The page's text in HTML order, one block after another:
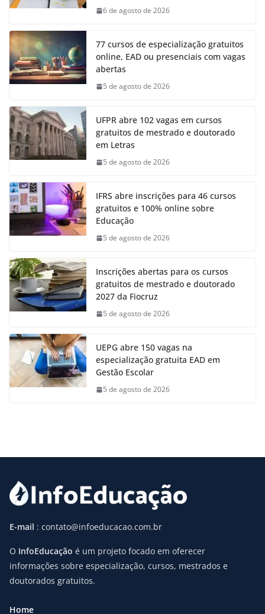
6 de agosto de 2026
77 cursos de especialização gratuitos
online, EAD ou presenciais com vagas
abertas
5 de agosto de 2026
UFPR abre 102 vagas em cursos
gratuitos de mestrado e doutorado
em Letras
5 de agosto de 2026
IFRS abre inscrições para 46 cursos
gratuitos e 100% online sobre
Educação
5 de agosto de 2026
Inscrições abertas para os cursos
gratuitos de mestrado e doutorado
2027 da Fiocruz
5 de agosto de 2026
UEPG abre 150 vagas na
especialização gratuita EAD em
Gestão Escolar
5 de agosto de 2026
E-mail : contato@infoeducacao.com.br
O InfoEducação é um projeto focado em oferecer
informações sobre especialização, cursos, mestrados e
doutorados gratuitos.
Home